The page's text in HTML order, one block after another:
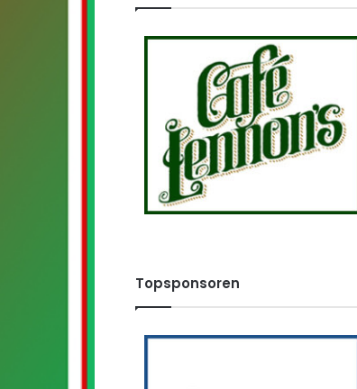
Topsponsoren